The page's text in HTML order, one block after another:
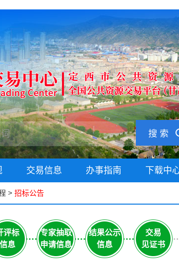
搜 索
交易信息 办事指南 下载中
> 招标公告
评标
信息
专家抽取
申请信息
结果公示
信息
交易
见证书